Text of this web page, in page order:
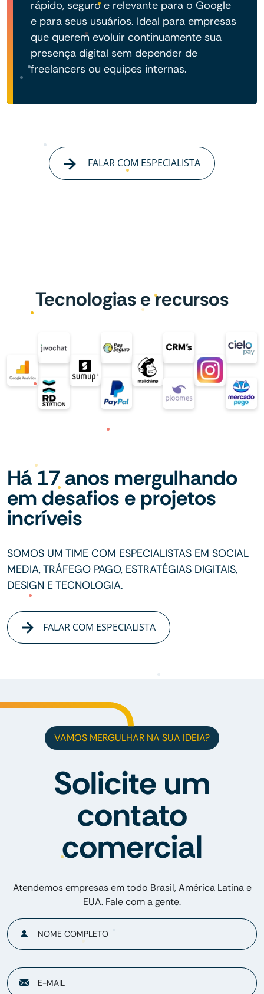
rápido, seguro e relevante para o Google
e para seus usuários. Ideal para empresas
que querem evoluir continuamente sua
presença digital sem depender de
freelancers ou equipes internas.
FALAR COM ESPECIALISTA
Tecnologias e recursos
Há 17 anos mergulhando
em desafios e projetos
incríveis
SOMOS UM TIME COM ESPECIALISTAS EM SOCIAL
MEDIA, TRÁFEGO PAGO, ESTRATÉGIAS DIGITAIS,
DESIGN E TECNOLOGIA.
FALAR COM ESPECIALISTA
VAMOS MERGULHAR NA SUA IDEIA?
Solicite um
contato
comercial
Atendemos empresas em todo Brasil, América Latina e
EUA. Fale com a gente.
NOME COMPLETO
E-MAIL